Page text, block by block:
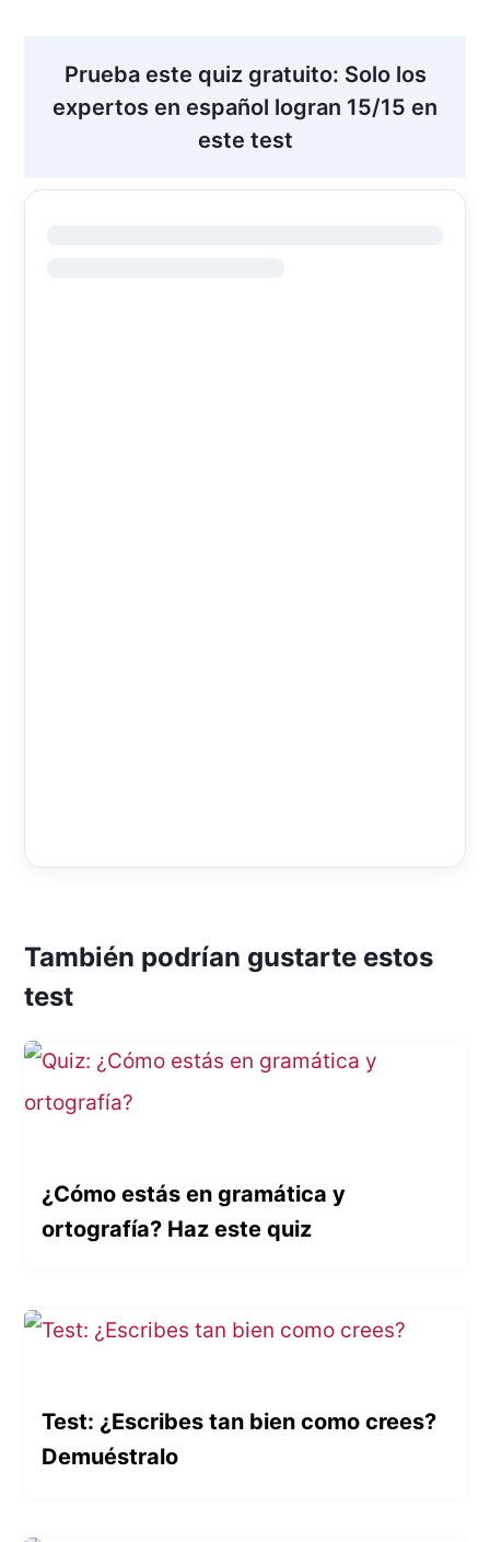
Prueba este quiz gratuito: Solo los
expertos en español logran 15/15 en
este test
También podrían gustarte estos
test
¿Cómo estás en gramática y
ortografía? Haz este quiz
Test: ¿Escribes tan bien como crees?
Demuéstralo